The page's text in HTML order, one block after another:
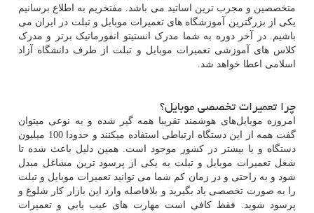
متخصصین و مجرب ترین اساتید می باشد. مفتخریم به اطلاع برسانیم
یکی از بزرگترین آموزشگاه های تعمیرات موبایل و تبلت در ایران می
باشیم. در آخر دوره به شما مدرک انستیتو انفورماتیک برتر و مدرک
کلاس‌ های آموزشی تعمیرات موبایل و تبلت از طرف دانشگاه آزاد
اسلامی اعطا خواهد شد.
چرا تعمیرات تخصصی موبایل؟
امروزه موبایل‌های هوشمند تقریبا همه گیر شده و به نوعی میتوان
گفت همه از این دستگاه ارتباطی استفاده میکنند و حدودا 100 میلیون
دستگاه و یا بیشتر در کشور موجود است. همین دلیل باعث شده تا
شغل تعمیرات موبایل و تبلت به یکی از پرسود ترین مشاغل مبدل
شود و به راحتی و در زمان کم شما می توانید تعمیرات موبایل و تبلت
را به صورت تخصصی یاد بگیرید و بلافاصله وارد این بازار کار شلوغ و
پرسود شوید. فقط کافی است مهارت های عیب یابی و تعمیرات